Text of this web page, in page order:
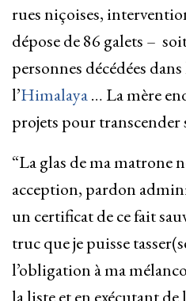
rues niçoises,
dépose de 86 galets –
personnes décédées
l’Himalaya… La mère
projets pour transcender
“La glas de ma matrone
acception, pardon
un certificat de ce fait
truc que je puisse
l’obligation à ma